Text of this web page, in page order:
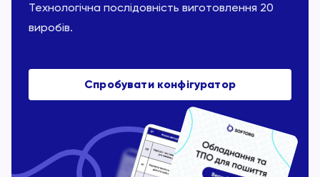
Технологічна послідовність виготовлення 20
виробів.
Спробувати конфігуратор